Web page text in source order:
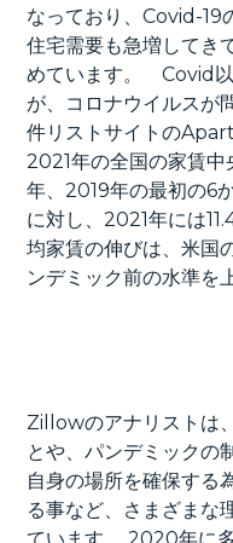
なっており、Covid-19
住宅需要も急増してき
めています。 Covid以
が、コロナウイルス
件リストサイトの
2021年の全国の家賃
年、2019年の最初の6
に対し、2021年には
均家賃の伸びは、米国
ンデミック前の水準を
Zillowのアナリストは
とや、パンデミックの
自身の場所を確保する
る事など、さまざまな